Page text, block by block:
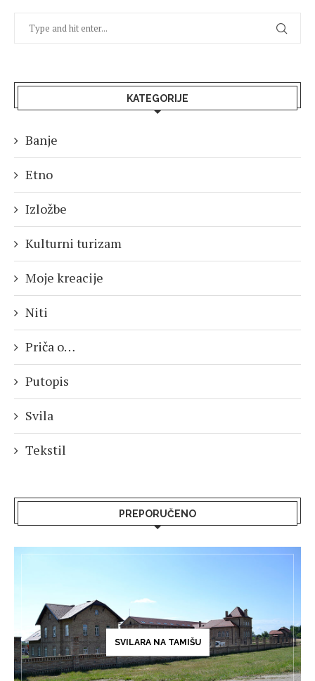
KATEGORIJE
Banje
Etno
Izložbe
Kulturni turizam
Moje kreacije
Niti
Priča o…
Putopis
Svila
Tekstil
PREPORUČENO
SVILARA NA TAMIŠU